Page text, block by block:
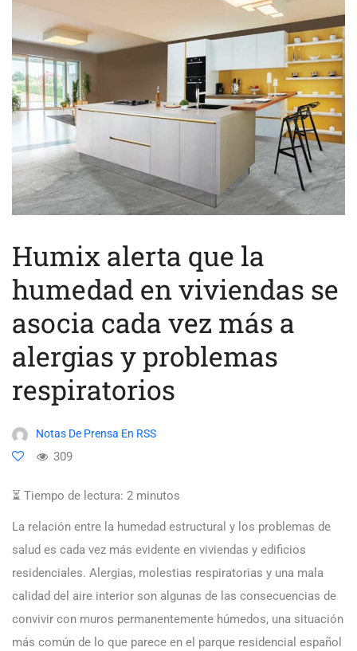
Humix alerta que la
humedad en viviendas se
asocia cada vez más a
alergias y problemas
respiratorios
Notas De Prensa En RSS
309
⏳ Tiempo de lectura: 2 minutos
La relación entre la humedad estructural y los problemas de
salud es cada vez más evidente en viviendas y edificios
residenciales. Alergias, molestias respiratorias y una mala
calidad del aire interior son algunas de las consecuencias de
convivir con muros permanentemente húmedos, una situación
más común de lo que parece en el parque residencial español